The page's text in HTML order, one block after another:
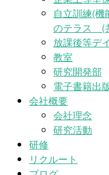
自立訓練(
のテラス (
放課後等デ
教室
研究開発部
電子書籍出
会社概要
会社理念
研究活動
研修
リクルート